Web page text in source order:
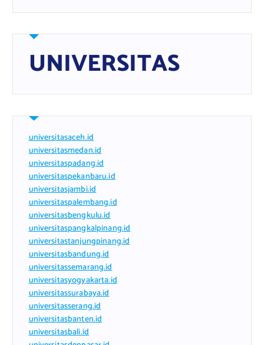
UNIVERSITAS
universitasaceh.id
universitasmedan.id
universitaspadang.id
universitaspekanbaru.id
universitasjambi.id
universitaspalembang.id
universitasbengkulu.id
universitaspangkalpinang.id
universitastanjungpinang.id
universitasbandung.id
universitassemarang.id
universitasyogyakarta.id
universitassurabaya.id
universitasserang.id
universitasbanten.id
universitasbali.id